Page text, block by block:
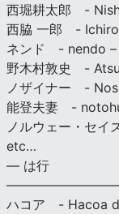
西堀耕太郎 -
西脇 一郎 -
ネンド - nendo –
野木村敦史 -
ノザイナー -
能登夫妻 -
ノルウェー・セ
etc…
— は行
ハコア - Hacoa